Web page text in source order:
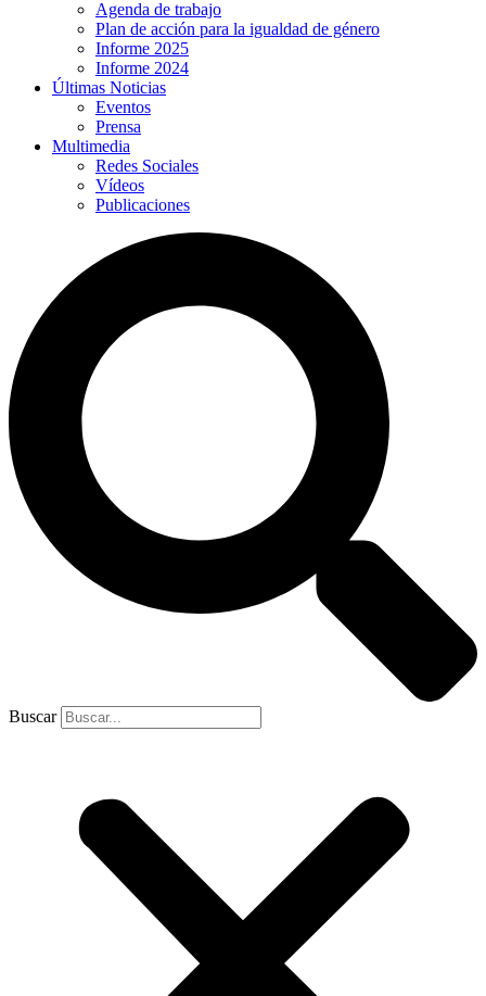
Agenda de trabajo
Plan de acción para la igualdad de género
Informe 2025
Informe 2024
Últimas Noticias
Eventos
Prensa
Multimedia
Redes Sociales
Vídeos
Publicaciones
Buscar